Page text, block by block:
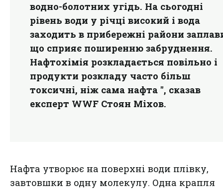
водно-болотних угідь. На сьогодні
рівень води у річці високий і вода
заходить в прибережні райони
що сприяє поширенню забруднення.
Нафтохімія розкладається повільно і
продукти розкладу часто більш
токсичні, ніж сама нафта ", сказав
експерт WWF Стоян Міхов.
Нафта утворює на поверхні води плівку,
завтовшки в одну молекулу. Одна крапля